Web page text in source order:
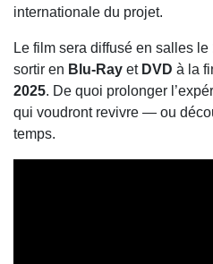
internationale du projet.
Le film sera diffusé en salles le
sortir en Blu-Ray et DVD à la
2025. De quoi prolonger
qui voudront revivre — ou
temps.